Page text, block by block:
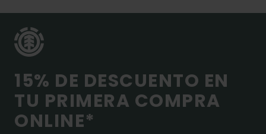
15% DE DESCUENTO EN
TU PRIMERA COMPRA
ONLINE*